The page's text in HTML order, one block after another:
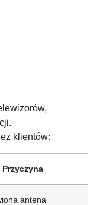
klientów:
Przyczyna
antena